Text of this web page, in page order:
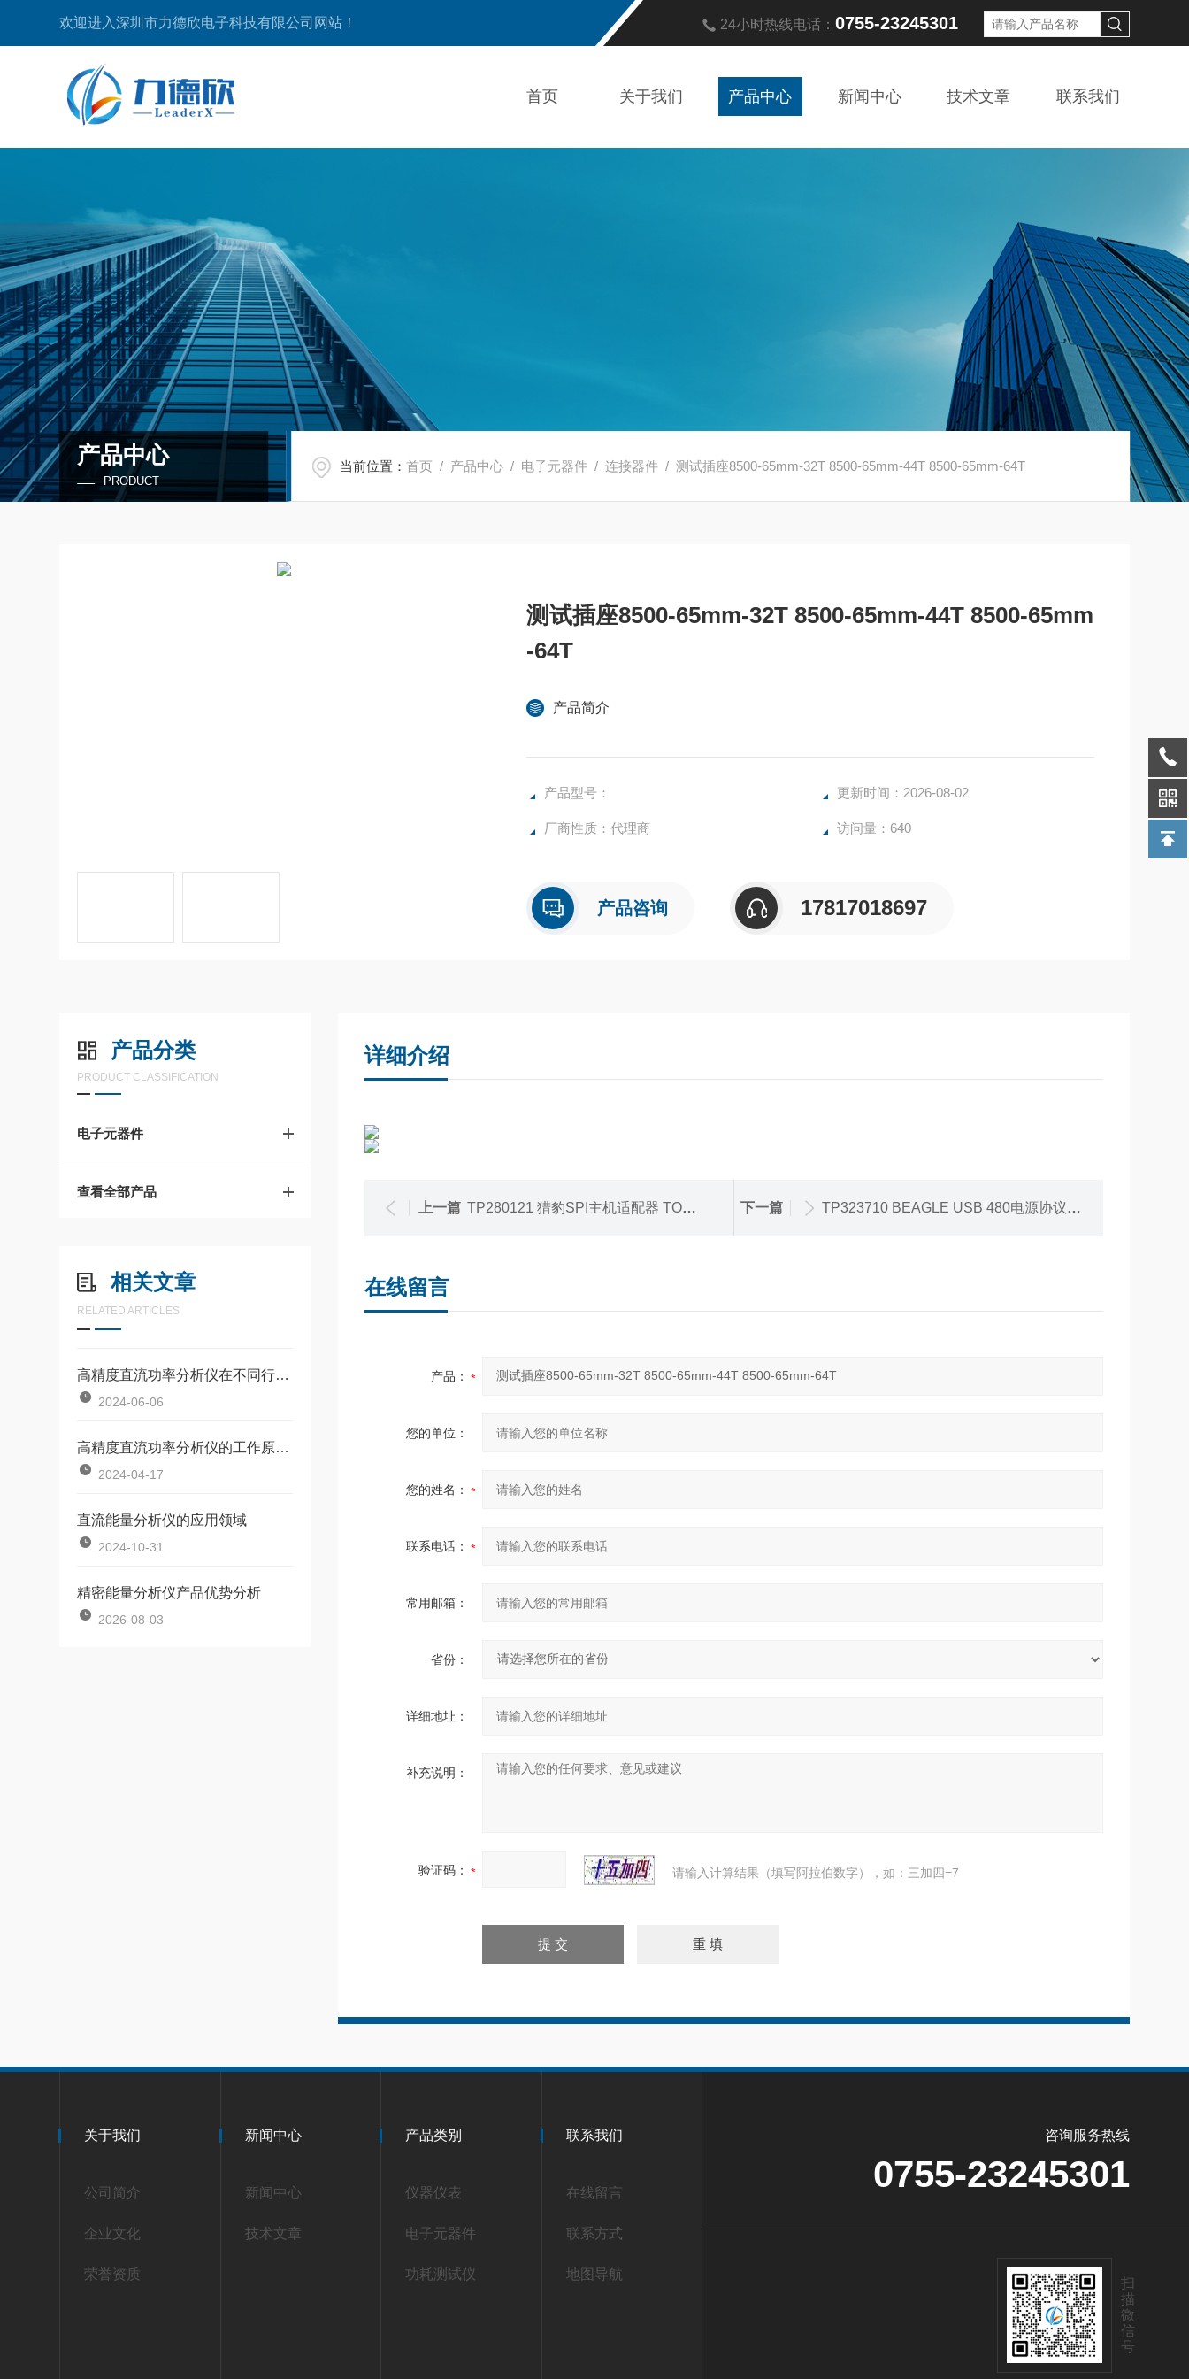
欢迎进入深圳市力德欣电子科技有限公司网站！ 24小时热线电话： 0755-23245301
首页 关于我们 产品中心 新闻中心 技术文章 联系我们
产品中心
PRODUCT
当前位置：首页 / 产品中心 / 电子元器件 /连接器件 / 测试插座8500-65mm-32T 8500-65mm-44T 8500-65mm-64T
测试插座8500-65mm-32T 8500-65mm-44T 8500-65mm
-64T
产品简介
产品型号： 更新时间：2026-08-02
厂商性质：代理商 访问量：640
产品咨询 17817018697
产品分类
PRODUCT CLASSIFICATION
电子元器件
查看全部产品
相关文章
RELATED ARTICLES
高精度直流功率分析仪在不同行业的使用规范
2024-06-06
高精度直流功率分析仪的工作原理涉及多个步骤和功能
2024-04-17
直流能量分析仪的应用领域
2024-10-31
精密能量分析仪产品优势分析
2026-08-03
详细介绍
上一篇 TP280121 猎豹SPI主机适配器 TOTALPHASE 原装 下一篇 TP323710 BEAGLE USB 480电源协议分析 -USB2.0
在线留言
产品：
您的单位：
您的姓名：
联系电话：
常用邮箱：
省份：
详细地址：
补充说明：
验证码： 请输入计算结果（填写阿拉伯数字），如：三加四=7
关于我们
公司简介
企业文化
荣誉资质
新闻中心
新闻中心
技术文章
产品类别
仪器仪表
电子元器件
功耗测试仪
联系我们
在线留言
联系方式
地图导航
咨询服务热线
0755-23245301
扫
描
微
信
号